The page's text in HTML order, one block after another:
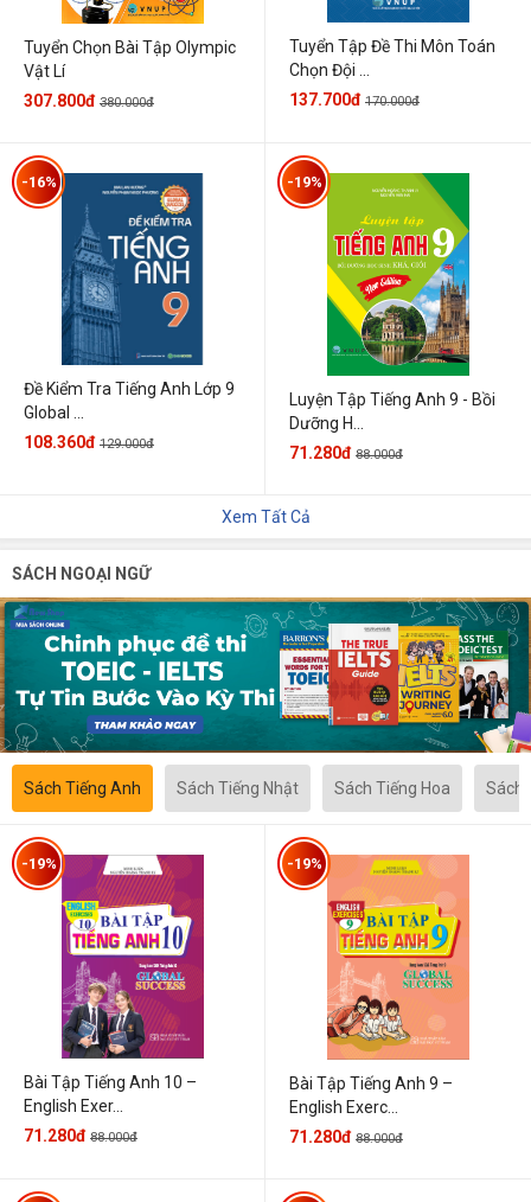
Tuyển Chọn Bài Tập Olympic
Vật Lí
307.800đ 380.000đ
Tuyển Tập Đề Thi Môn Toán
Chọn Đội ...
137.700đ 170.000đ
Đề Kiểm Tra Tiếng Anh Lớp 9
Global ...
-16%
108.360đ 129.000đ
Luyện Tập Tiếng Anh 9 - Bồi
Dưỡng H...
-19%
71.280đ 88.000đ
Xem Tất Cả
SÁCH NGOẠI NGỮ
Sách Tiếng Anh Sách Tiếng Nhật Sách Tiếng Hoa Sách
Bài Tập Tiếng Anh 10 –
English Exer...
-19%
71.280đ 88.000đ
Bài Tập Tiếng Anh 9 –
English Exerc...
-19%
71.280đ 88.000đ